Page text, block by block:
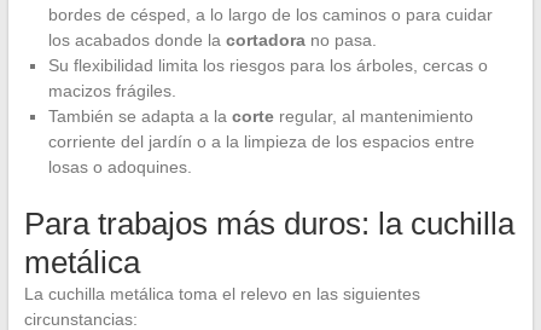
bordes de césped, a lo largo de los caminos o para cuidar
los acabados donde la cortadorano pasa.
Su flexibilidad limita los riesgos para los árboles, cercas o
macizos frágiles.
También se adapta a la corteregular, al mantenimiento
corriente del jardín o a la limpieza de los espacios entre
losas o adoquines.
Para trabajos más duros: la cuchilla
metálica
La cuchilla metálica toma el relevo en las siguientes
circunstancias: